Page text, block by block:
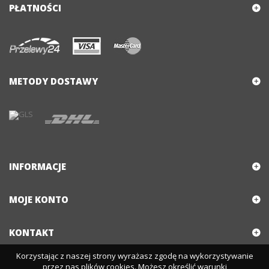
PŁATNOŚCI
METODY DOSTAWY
INFORMACJE
MOJE KONTO
KONTAKT
Korzystając z naszej strony wyrażasz zgodę na wykorzystywanie
przez nas plików cookies. Możesz określić warunki